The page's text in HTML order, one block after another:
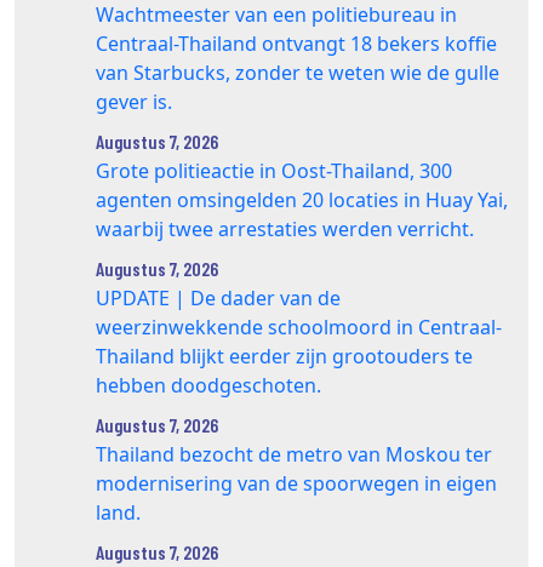
Wachtmeester van een politiebureau in
Centraal-Thailand ontvangt 18 bekers koffie
van Starbucks, zonder te weten wie de gulle
gever is.
Augustus 7, 2026
Grote politieactie in Oost-Thailand, 300
agenten omsingelden 20 locaties in Huay Yai,
waarbij twee arrestaties werden verricht.
Augustus 7, 2026
UPDATE | De dader van de
weerzinwekkende schoolmoord in Centraal-
Thailand blijkt eerder zijn grootouders te
hebben doodgeschoten.
Augustus 7, 2026
Thailand bezocht de metro van Moskou ter
modernisering van de spoorwegen in eigen
land.
Augustus 7, 2026